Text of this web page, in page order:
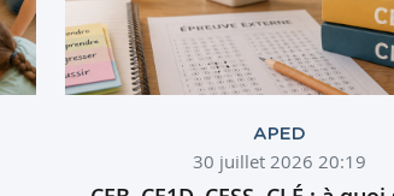
APED
30 juillet 2026 20:19